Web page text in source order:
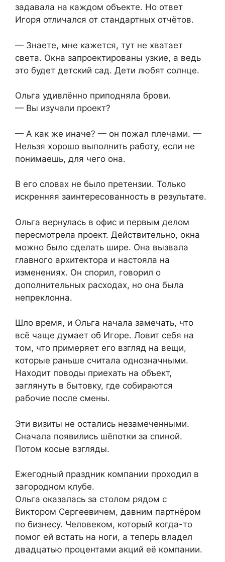
задавала на каждом объекте. Но ответ
Игоря отличался от стандартных отчётов.
— Знаете, мне кажется, тут не хватает
света. Окна запроектированы узкие, а ведь
это будет детский сад. Дети любят солнце.
Ольга удивлённо приподняла брови.
— Вы изучали проект?
— А как же иначе? — он пожал плечами. —
Нельзя хорошо выполнить работу, если не
понимаешь, для чего она.
В его словах не было претензии. Только
искренняя заинтересованность в результате.
Ольга вернулась в офис и первым делом
пересмотрела проект. Действительно, окна
можно было сделать шире. Она вызвала
главного архитектора и настояла на
изменениях. Он спорил, говорил о
дополнительных расходах, но она была
непреклонна.
Шло время, и Ольга начала замечать, что
всё чаще думает об Игоре. Ловит себя на
том, что примеряет его взгляд на вещи,
которые раньше считала однозначными.
Находит поводы приехать на объект,
заглянуть в бытовку, где собираются
рабочие после смены.
Эти визиты не остались незамеченными.
Сначала появились шёпотки за спиной.
Потом косые взгляды.
Ежегодный праздник компании проходил в
загородном клубе.
Ольга оказалась за столом рядом с
Виктором Сергеевичем, давним партнёром
по бизнесу. Человеком, который когда-то
помог ей встать на ноги, а теперь владел
двадцатью процентами акций её компании.